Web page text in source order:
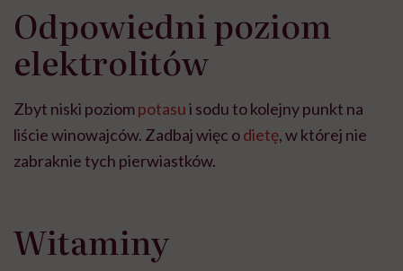
może chyba tylko
głupota i brak
wyobraźni"
pracy
Odpowiedni poziom
elektrolitów
Zbyt niski poziompotasui sodu to kolejny punkt na
liście winowajców. Zadbaj więc odietę, w której nie
zabraknie tych pierwiastków.
Witaminy